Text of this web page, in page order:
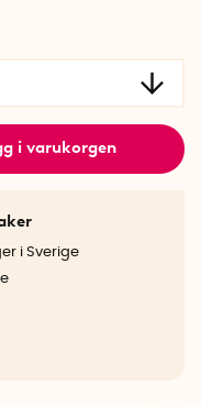
i varukorgen
i Sverige